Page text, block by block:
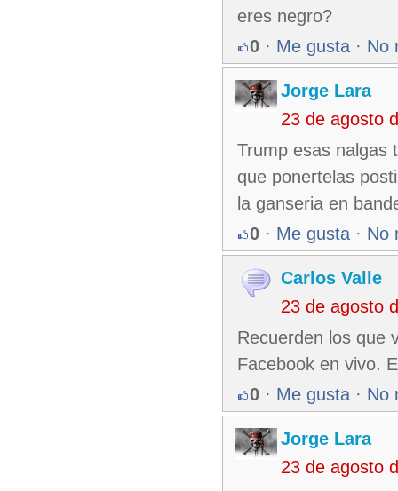
eres negro?
0 · Me gusta · No
Jorge Lara
23 de agosto
Trump esas nalgas
que ponertelas
la ganseria en
0 · Me gusta · No
Carlos Valle
23 de agosto
Recuerden los que
Facebook en vivo.
0 · Me gusta · No
Jorge Lara
23 de agosto